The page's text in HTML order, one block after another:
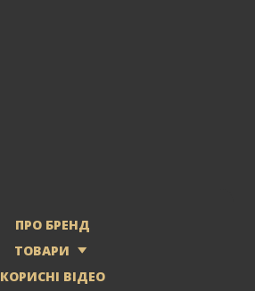
ПРО БРЕНД
ТОВАРИ
КОРИСНІ ВІДЕО